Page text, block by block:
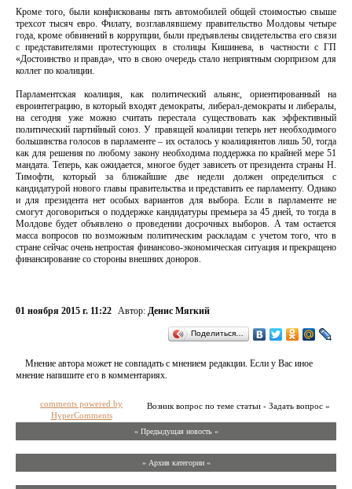
Кроме того, были конфискованы пять автомобилей общей стоимостью свыше
трехсот тысяч евро. Филату, возглавлявшему правительство Молдовы четыре
года, кроме обвинений в коррупции, были предъявлены свидетельства его связи
с представителями протестующих в столицы Кишинева, в частности с ГП
«Достоинство и правда», что в свою очередь стало неприятным сюрпризом для
коллег по коалиции.
Парламентская коалиция, как политический альянс, ориентированный на
евроинтеграцию, в который входят демократы, либерал-демократы и либералы,
на сегодня уже можно считать перестала существовать как эффективный
политический партийный союз. У правящей коалиции теперь нет необходимого
большинства голосов в парламенте – их осталось у коалициянтов лишь 50, тогда
как для решения по любому закону необходима поддержка по крайней мере 51
мандата. Теперь, как ожидается, многое будет зависеть от президента страны Н.
Тимофти, который за ближайшие две недели должен определиться с
кандидатурой нового главы правительства и представить ее парламенту. Однако
и для президента нет особых вариантов для выбора. Если в парламенте не
смогут договориться о поддержке кандидатуры премьера за 45 дней, то тогда в
Молдове будет объявлено о проведении досрочных выборов. А там остается
масса вопросов по возможным политическим раскладам с учетом того, что в
стране сейчас очень непростая финансово-экономическая ситуация и прекращено
финансирование со стороны внешних доноров.
01 ноября 2015 г. 11:22 Автор: Денис Мягкий
Поделиться…
Мнение автора может не совпадать с мнением редакции. Если у Вас иное
мнение напишите его в комментариях.
Возник вопрос по теме статьи - Задать вопрос »
comments powered by
HyperComments
« Предыдущая новость «
» Архив категории «